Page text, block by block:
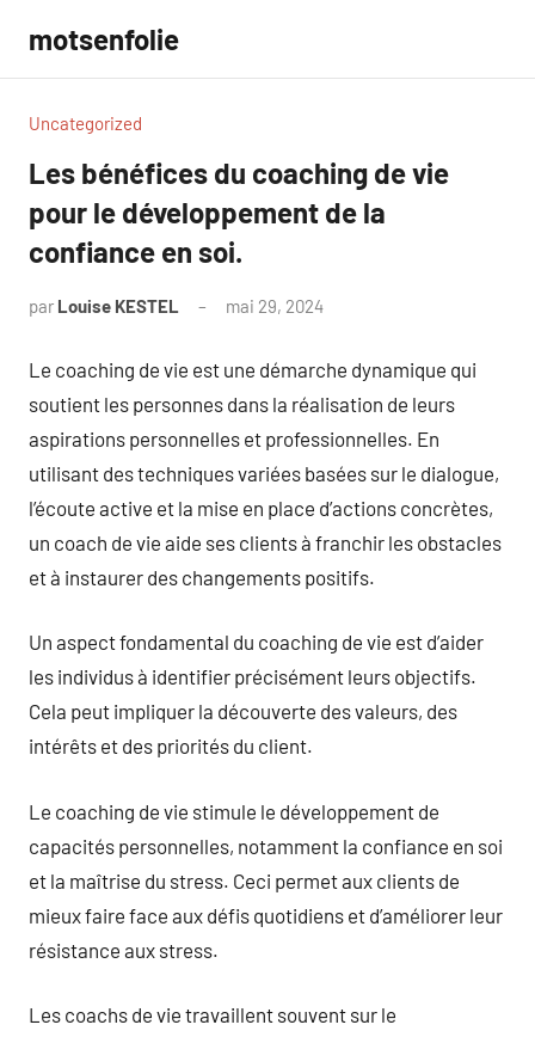
contenu
motsenfolie
Uncategorized
Les bénéfices du coaching de vie
pour le développement de la
confiance en soi.
par Louise KESTEL mai 29, 2024
Le coaching de vie est une démarche dynamique qui
soutient les personnes dans la réalisation de leurs
aspirations personnelles et professionnelles. En
utilisant des techniques variées basées sur le dialogue,
l’écoute active et la mise en place d’actions concrètes,
un coach de vie aide ses clients à franchir les obstacles
et à instaurer des changements positifs.
Un aspect fondamental du coaching de vie est d’aider
les individus à identifier précisément leurs objectifs.
Cela peut impliquer la découverte des valeurs, des
intérêts et des priorités du client.
Le coaching de vie stimule le développement de
capacités personnelles, notamment la confiance en soi
et la maîtrise du stress. Ceci permet aux clients de
mieux faire face aux défis quotidiens et d’améliorer leur
résistance aux stress.
Les coachs de vie travaillent souvent sur le